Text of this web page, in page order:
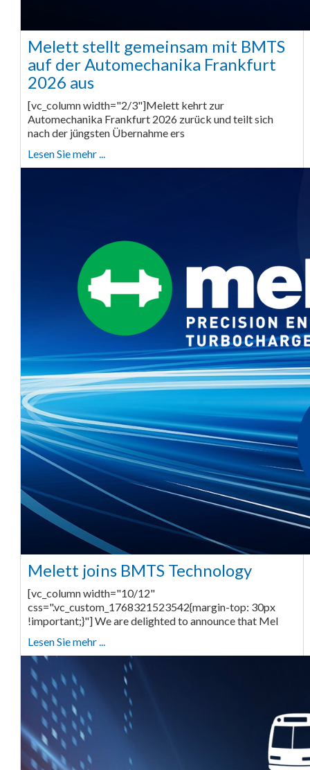
Melett stellt gemeinsam mit BMTS
auf der Automechanika Frankfurt
2026 aus
[vc_column width="2/3"]Melett kehrt zur
Automechanika Frankfurt 2026 zurück und teilt sich
nach der jüngsten Übernahme ers
Lesen Sie mehr ...
Melett joins BMTS Technology
[vc_column width="10/12"
css=".vc_custom_1768321523542{margin-top: 30px
!important;}"] We are delighted to announce that Mel
Lesen Sie mehr ...